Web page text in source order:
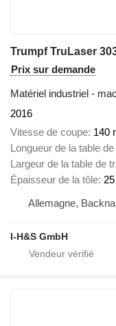
Trumpf TruLaser
Prix sur demande
Matériel industriel -
2016
Vitesse de coupe 140
Longueur de la table
Largeur de la table de
Épaisseur de la tôle
Allemagne,
I-H&S GmbH